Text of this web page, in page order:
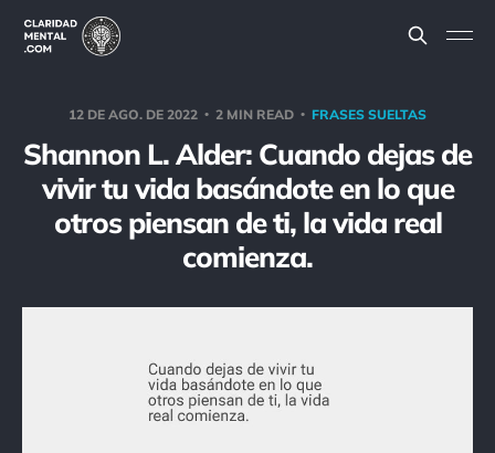
12 DE AGO. DE 2022 2 MIN READ FRASES SUELTAS
Shannon L. Alder: Cuando dejas de
vivir tu vida basándote en lo que
otros piensan de ti, la vida real
comienza.